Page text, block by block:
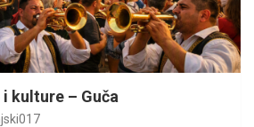
kulture – Guča